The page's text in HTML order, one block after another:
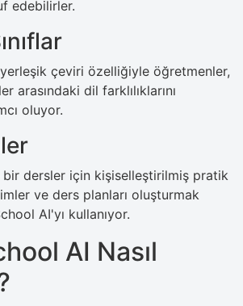
edebilirler.
çeviri özelliğiyle öğretmenler,
arasındaki dil farklılıklarını
oluyor.
bir dersler için kişiselleştirilmiş pratik
ve ders planları oluşturmak
AI'yı kullanıyor.
AI Nasıl